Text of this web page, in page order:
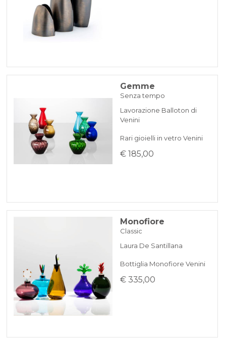
Gemme
Senza tempo
Lavorazione Balloton di
Venini
Rari gioielli in vetro Venini
€ 185,00
Monofiore
Classic
Laura De Santillana
Bottiglia Monofiore Venini
€ 335,00